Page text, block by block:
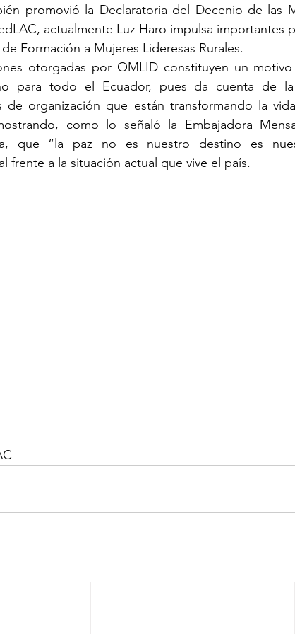
promovió la Declaratoria del Decenio de las
actualmente Luz Haro impulsa importantes
de Formación a Mujeres Lideresas Rurales.
otorgadas por OMLID constituyen un
para todo el Ecuador, pues da cuenta de
de organización que están transformando la
como lo señaló la Embajadora
que “la paz no es nuestro destino es
frente a la situación actual que vive el país.